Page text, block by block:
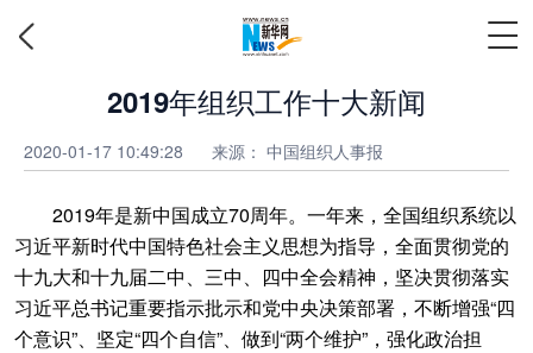
2019年组织工作十大新闻
2020-01-17 10:49:28 来源： 中国组织人事报
2019年是新中国成立70周年。一年来，全国组织系统以
习近平新时代中国特色社会主义思想为指导，全面贯彻党的
十九大和十九届二中、三中、四中全会精神，坚决贯彻落实
习近平总书记重要指示批示和党中央决策部署，不断增强“四
个意识”、坚定“四个自信”、做到“两个维护”，强化政治担